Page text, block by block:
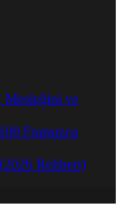
Mesleğini ve
Fransızca
Rehberi)